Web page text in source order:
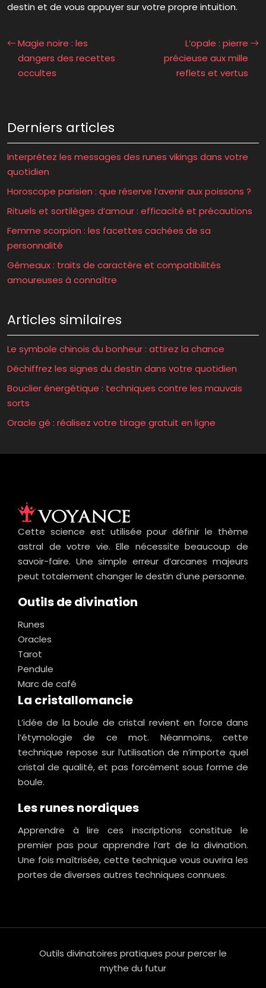
destin et de vous appuyer sur votre propre intuition.
Magie noire : les
dangers des recettes
occultes
L’opale : pierre
précieuse aux mille
reflets et vertus
Derniers articles
Interprétez les messages des runes vikings dans votre
quotidien
Horoscope parisien : que réserve l’avenir aux poissons ?
Rituels et sortilèges d’amour : efficacité et précautions
Femme scorpion : les facettes cachées de sa
personnalité
Gémeaux : traits de caractère et compatibilités
amoureuses à connaître
Articles similaires
Le symbole chinois du bonheur : attirez la chance
Déchiffrez les signes du destin dans votre quotidien
Bouclier énergétique : techniques contre les mauvais
sorts
Oracle gé : réalisez votre tirage gratuit en ligne
Cette science est utilisée pour définir le thème
astral de votre vie. Elle nécessite beaucoup de
savoir-faire. Une simple erreur d’arcanes majeurs
peut totalement changer le destin d’une personne.
Outils de divination
Runes
Oracles
Tarot
Pendule
Marc de café
La cristallomancie
L’idée de la boule de cristal revient en force dans
l’étymologie de ce mot. Néanmoins, cette
technique repose sur l’utilisation de n’importe quel
cristal de qualité, et pas forcément sous forme de
boule.
Les runes nordiques
Apprendre à lire ces inscriptions constitue le
premier pas pour apprendre l’art de la divination.
Une fois maîtrisée, cette technique vous ouvrira les
portes de diverses autres techniques connues.
Outils divinatoires pratiques pour percer le
mythe du futur